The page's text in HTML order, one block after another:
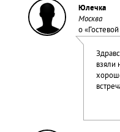
Юлечка
Москва
о «
взяли